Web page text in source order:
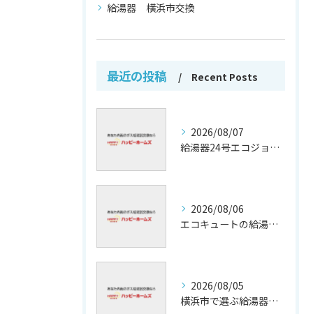
給湯器 横浜市交換
最近の投稿 Recent Posts
2026/08/07
給湯器24号エコジョーズの省エネ技術解説
2026/08/06
エコキュートの給湯効率と省エネ効果
2026/08/05
横浜市で選ぶ給湯器交換の口コミ分析